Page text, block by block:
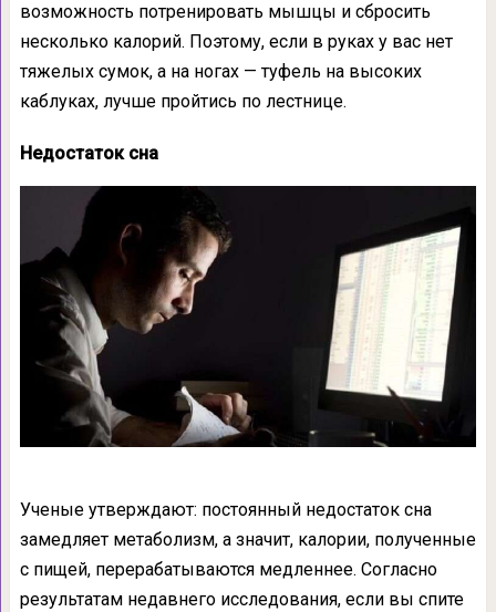
возможность потренировать мышцы и сбросить
несколько калорий. Поэтому, если в руках у вас нет
тяжелых сумок, а на ногах — туфель на высоких
каблуках, лучше пройтись по лестнице.
Недостаток сна
Ученые утверждают: постоянный недостаток сна
замедляет метаболизм, а значит, калории, полученные
с пищей, перерабатываются медленнее. Согласно
результатам недавнего исследования, если вы спите